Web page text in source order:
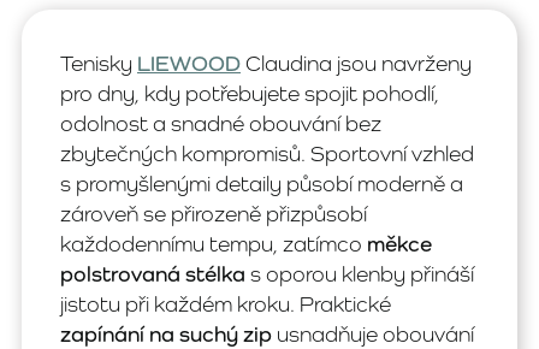
Tenisky LIEWOODClaudina jsou navrženy
pro dny, kdy potřebujete spojit pohodlí,
odolnost a snadné obouvání bez
zbytečných kompromisů. Sportovní vzhled
s promyšlenými detaily působí moderně a
zároveň se přirozeně přizpůsobí
každodennímu tempu, zatímco měkce
polstrovaná stélka s oporou klenby přináší
jistotu při každém kroku. Praktické
zapínání na suchý zip usnadňuje obouvání